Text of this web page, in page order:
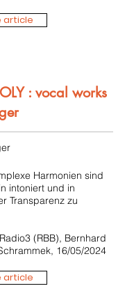
article
: vocal works
Harmonien sind
intoniert und in
Transparenz zu
(RBB), Bernhard
16/05/2024
article